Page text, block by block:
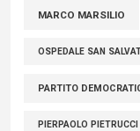
MARCO MARSILIO
OSPEDALE SAN
PARTITO
PIERPAOLO PIETRUCCI